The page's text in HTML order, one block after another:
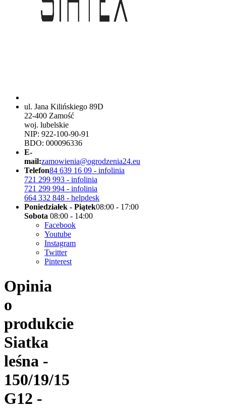
ul. Jana Kilińskiego 89D
22-400 Zamość
woj. lubelskie
NIP: 922-100-90-91
BDO: 000096336
E-
mail:zamowienia@ogrodzenia24.eu
Telefon84 639 16 09 - infolinia
721 299 993 - infolinia
721 299 994 - infolinia
664 332 848 - helpdesk
Poniedziałek - Piątek08:00 - 17:00
Sobota 08:00 - 14:00
Facebook
Youtube
Instagram
Twitter
Pinterest
Opinia
o
produkcie
Siatka
leśna -
150/19/15
G12 -